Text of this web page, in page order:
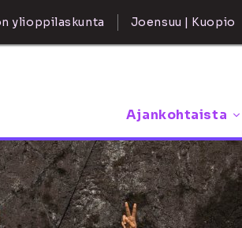
ylioppilaskunta Joensuu | Kuopio
Ajankohtaista